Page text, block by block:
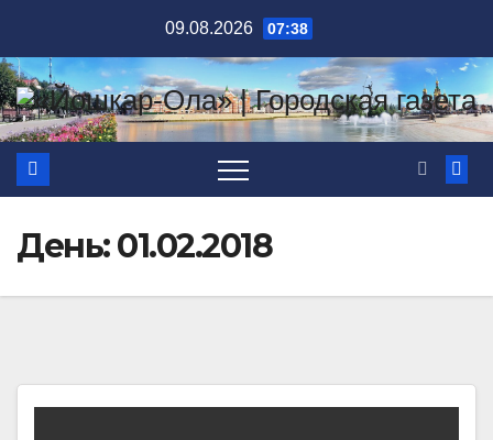
содержимому
09.08.2026 07:38
День:01.02.2018